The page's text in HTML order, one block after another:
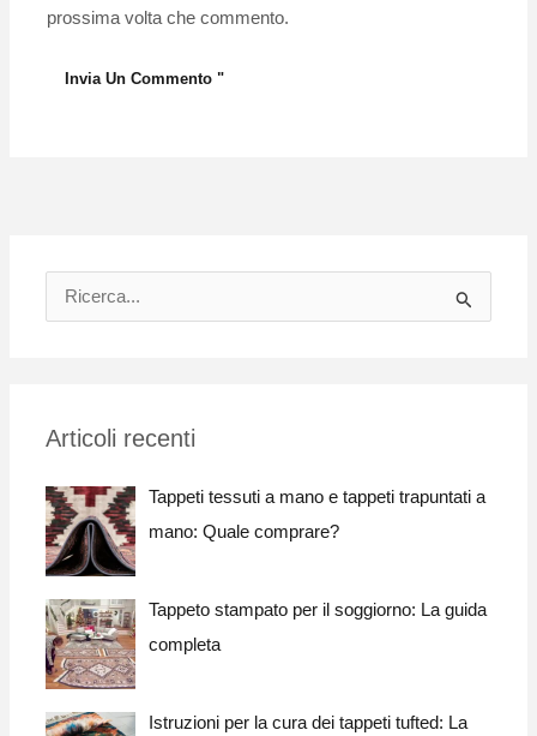
prossima volta che commento.
r
a
p
e
r
:
Articoli recenti
Tappeti tessuti a mano e tappeti trapuntati a
mano: Quale comprare?
Tappeto stampato per il soggiorno: La guida
completa
Istruzioni per la cura dei tappeti tufted: La